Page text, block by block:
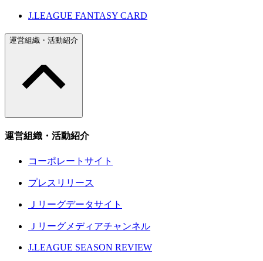
J.LEAGUE FANTASY CARD
運営組織・活動紹介
運営組織・活動紹介
コーポレートサイト
プレスリリース
Ｊリーグデータサイト
Ｊリーグメディアチャンネル
J.LEAGUE SEASON REVIEW